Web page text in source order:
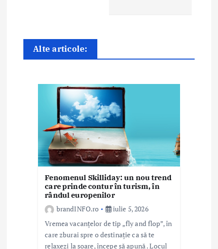
a
Alte articole:
Fenomenul Skilliday: un nou trend
care prinde contur în turism, în
rândul europenilor
brandINFO.ro
iulie 5, 2026
Vremea vacanțelor de tip „fly and flop”, în
care zburai spre o destinație ca să te
relaxezi la soare, începe să apună . Locul